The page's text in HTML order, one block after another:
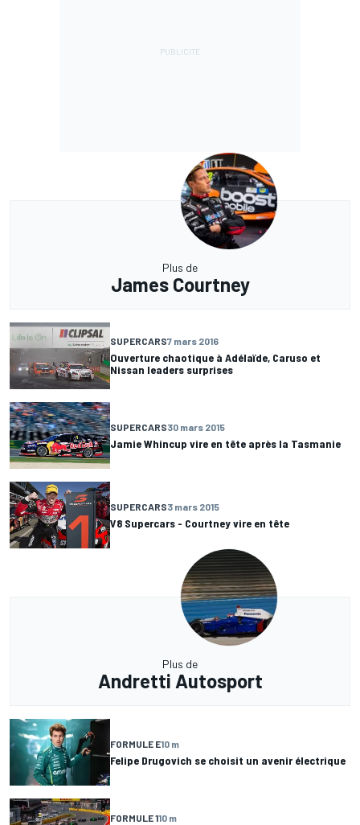
Plus de
James Courtney
SUPERCARS7 mars 2016
Ouverture chaotique à Adélaïde, Caruso et
Nissan leaders surprises
SUPERCARS30 mars 2015
Jamie Whincup vire en tête après la Tasmanie
SUPERCARS3 mars 2015
V8 Supercars - Courtney vire en tête
Plus de
Andretti Autosport
FORMULE E10 m
Felipe Drugovich se choisit un avenir électrique
FORMULE 110 m